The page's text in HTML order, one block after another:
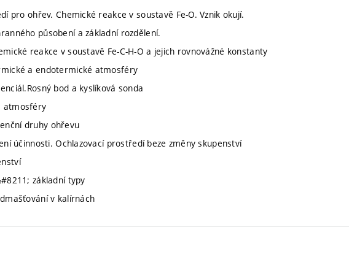
pro ohřev. Chemické reakce v soustavě Fe-O. Vznik okují.
působení a základní rozdělení.
reakce v soustavě Fe-C-H-O a jejich rovnovážné konstanty
a endotermické atmosféry
bod a kyslíková sonda
atmosféry
druhy ohřevu
účinnosti. Ochlazovací prostředí beze změny skupenství
základní typy
v kalírnách